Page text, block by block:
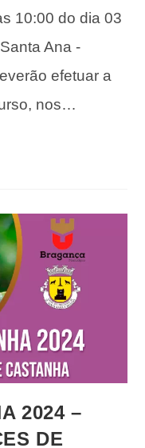
10:00 do dia 03
Ana -
efetuar a
nos…
2024 –
DE